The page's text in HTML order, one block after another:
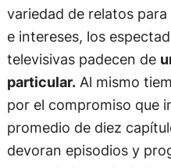
variedad de relatos
e intereses, los
televisivas padecen de
particular.Al mismo
por el compromiso que
promedio de diez
devoran episodios y